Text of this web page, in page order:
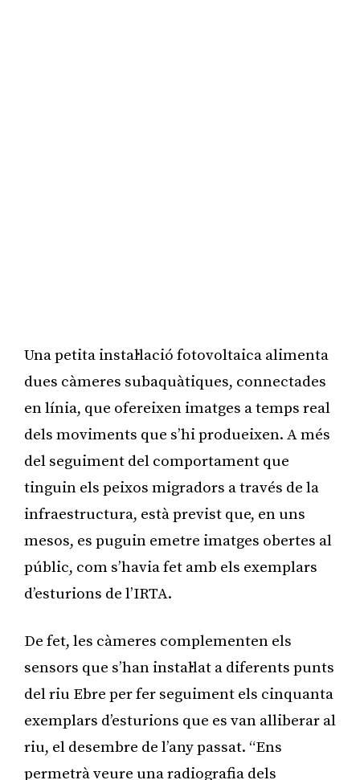
Una petita instal·lació fotovoltaica alimenta
dues càmeres subaquàtiques, connectades
en línia, que ofereixen imatges a temps real
dels moviments que s’hi produeixen. A més
del seguiment del comportament que
tinguin els peixos migradors a través de la
infraestructura, està previst que, en uns
mesos, es puguin emetre imatges obertes al
públic, com s’havia fet amb els exemplars
d’esturions de l’IRTA.
De fet, les càmeres complementen els
sensors que s’han instal·lat a diferents punts
del riu Ebre per fer seguiment els cinquanta
exemplars d’esturions que es van alliberar al
riu, el desembre de l’any passat. “Ens
permetrà veure una radiografia dels